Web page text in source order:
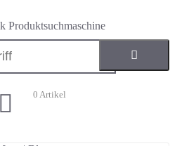
0 Artikel